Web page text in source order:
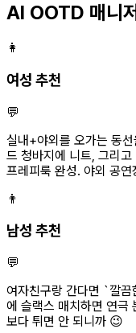
AI OOTD 매니저
👩
여성 추천
💬
실내+야외를 오가는 동
드 청바지에 니트, 그리
프레피룩 완성. 야외 공
👨
남성 추천
💬
여자친구랑 간다면 `깔
에 슬랙스 매치하면 연극
보다 튀면 안 되니까 😉